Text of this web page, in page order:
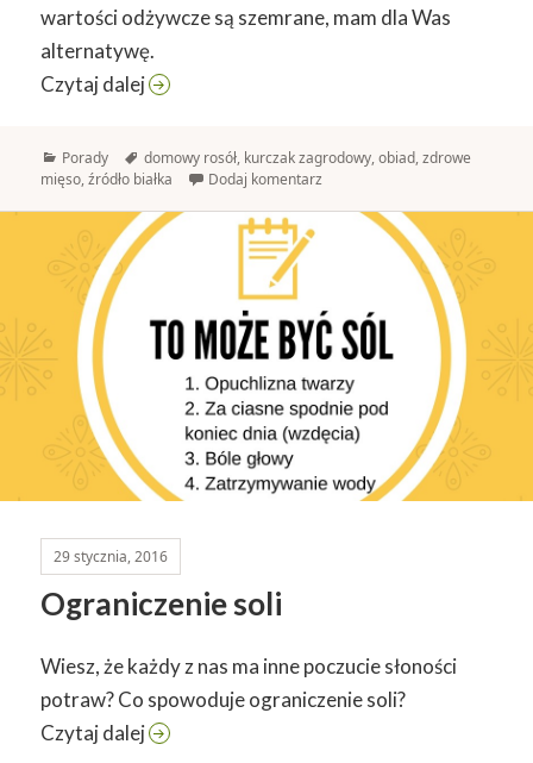
wartości odżywcze są szemrane, mam dla Was
alternatywę.
Czytaj dalejKurczak zagrodowy
Kategorie
Porady Tagi
domowy rosół, kurczak zagrodowy,obiad,zdrowe
mięso,źródło białka Dodaj komentarz
29 stycznia, 2016
Ograniczenie soli
Wiesz, że każdy z nas ma inne poczucie słoności
potraw? Co spowoduje ograniczenie soli?
Czytaj dalejOgraniczenie soli